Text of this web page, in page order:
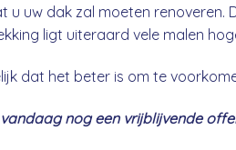
u uw dak zal moeten renoveren.
ligt uiteraard vele malen
dat het beter is om te
nog een vrijblijvende